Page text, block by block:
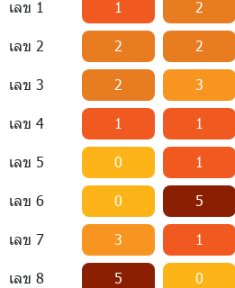
เลข 1 1 2
เลข 2 2 2
เลข 3 2 3
เลข 4 1 1
เลข 5 0 1
เลข 6 0 5
เลข 7 3 1
เลข 8 5 0